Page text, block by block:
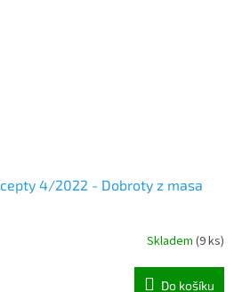
4/2022 - Dobroty z masa
Skladem (9 ks)
Do košíku